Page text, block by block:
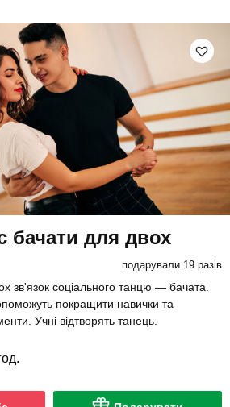
бачати для двох
подарували 19 разів
зв'язок соціального танцю — бачата.
покращити навички та
Учні відтворять танець.